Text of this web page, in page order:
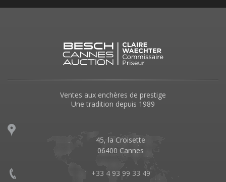
Ventes aux enchères de prestige
Une tradition depuis 1989
45, la Croisette
06400 Cannes
+33 4 93 99 33 49